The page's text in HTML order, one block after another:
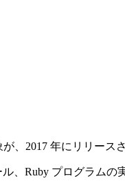
2017 年にリリース
、Ruby プログラム